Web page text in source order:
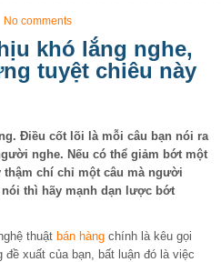
No comments
khó lắng nghe,
tuyệt chiêu này
Điều cốt lõi là mỗi câu bạn nói ra
nghe. Nếu có thể giảm bớt một
chí chỉ một câu mà người
thì hãy mạnh dạn lược bớt
thuật bán hàng chính là kêu gọi
đề xuất của bạn, bất luận đó là việc